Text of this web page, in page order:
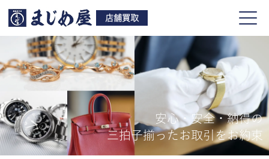
店舗買取
買取品目
店舗一覧
安心・安全・納得の
三拍子揃ったお取引をお約束